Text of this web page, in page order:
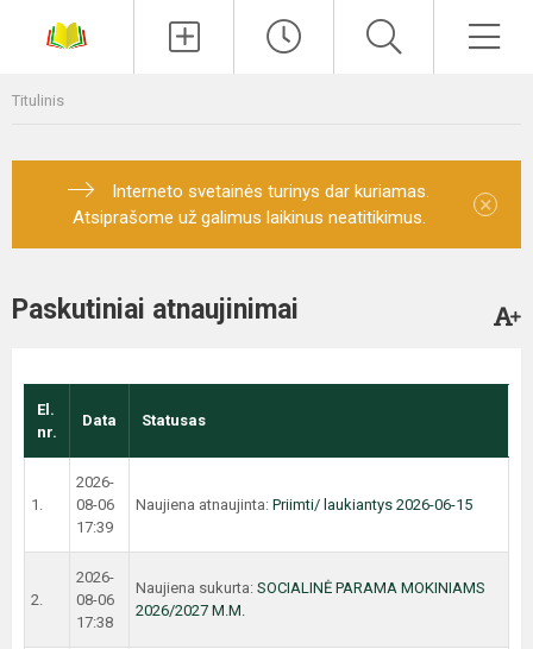
Titulinis
Interneto svetainės turinys dar kuriamas.
Atsiprašome už galimus laikinus neatitikimus.
×
Paskutiniai atnaujinimai
El.
nr.
Data Statusas
1.
2026-
08-06
17:39
Naujiena atnaujinta: Priimti/ laukiantys 2026-06-15
2.
2026-
08-06
17:38
Naujiena sukurta: SOCIALINĖ PARAMA MOKINIAMS
2026/2027 M.M.